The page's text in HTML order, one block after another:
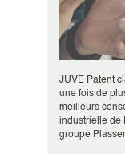
JUVE Patent
une fois de
meilleurs
industrielle de
groupe